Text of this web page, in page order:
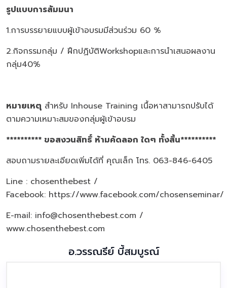
รูปแบบการสัมมนา
1.การบรรยายแบบผู้เข้าอบรมมีส่วนร่วม 60 %
2.กิจกรรมกลุ่ม / ฝึกปฏิบัติWorkshopและการนำเสนอผลงาน
กลุ่ม40%
หมายเหตุ สำหรับ Inhouse Training เนื้อหาสามารถปรับได้
ตามความเหมาะสมของกลุ่มผู้เข้าอบรม
********** ขอสงวนสิทธิ์ ห้ามคัดลอก ใดๆ ทั้งสิ้น**********
สอบถามรายละเอียดเพิ่มได้ที่ คุณเล็ก โทร. 063-846-6405
Line : chosenthebest /
Facebook: https://www.facebook.com/chosenseminar/
E-mail: info@chosenthebest.com /
www.chosenthebest.com
อ.วรรณรีย์ บี้สมบูรณ์